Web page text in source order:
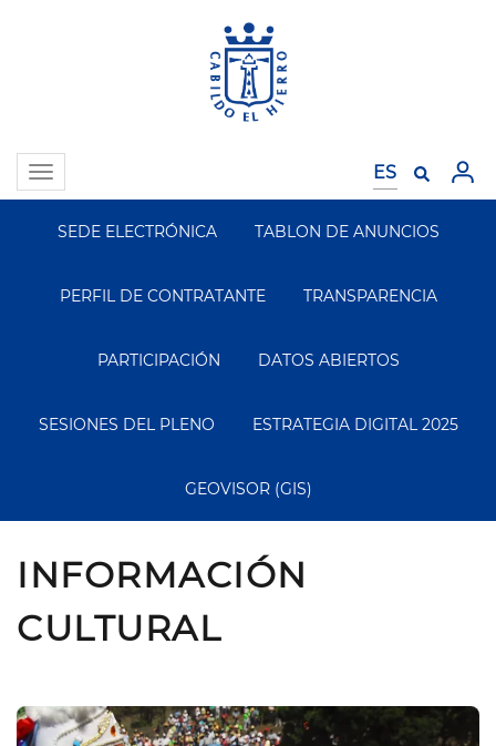
Toggle
navigation
Segundo
Menu
SEDE ELECTRÓNICA TABLON DE ANUNCIOS
PERFIL DE CONTRATANTE TRANSPARENCIA
PARTICIPACIÓN DATOS ABIERTOS
SESIONES DEL PLENO ESTRATEGIA DIGITAL 2025
GEOVISOR (GIS)
INFORMACIÓN
CULTURAL